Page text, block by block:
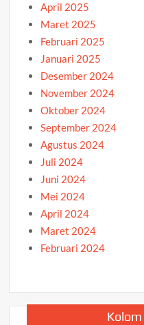
April 2025
Maret 2025
Februari 2025
Januari 2025
Desember 2024
November 2024
Oktober 2024
September 2024
Agustus 2024
Juli 2024
Juni 2024
Mei 2024
April 2024
Maret 2024
Februari 2024